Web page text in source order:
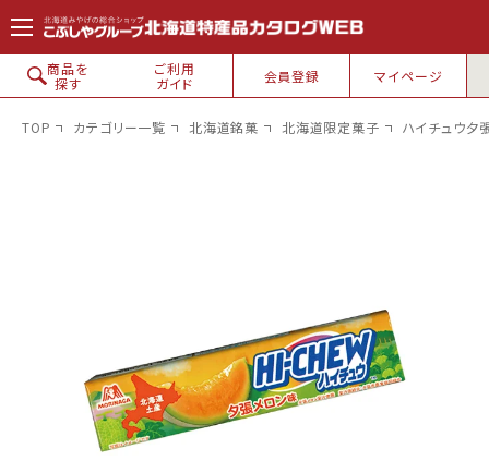
コンテン
ツに進
む
商品を
探す
ご利用
ガイド
会員登録 マイページ
六花亭
TOP カテゴリー一覧 北海道銘菓 北海道限定菓子 ハイチュウ